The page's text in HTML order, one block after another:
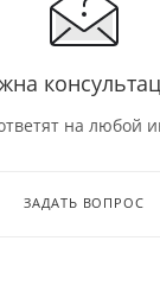
на любой
ЗАДАТЬ ВОПРОС